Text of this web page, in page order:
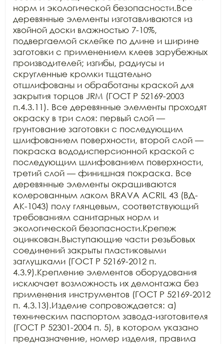
норм и экологической безопасности.Все
деревянные элементы изготавливаются из
хвойной доски влажностью 7-10%,
подвергаемой склейке по длине и ширине
заготовки с применением клеев зарубежных
производителей; изгибы, радиусы и
скругленные кромки тщательно
отшлифованы и обработаны краской для
закрытия торцов JRM (ГОСТ Р 52169-2003
п.4.3.11). Все деревянные элементы проходят
окраску в три слоя: первый слой —
грунтование заготовки с последующим
шлифованием поверхности, второй слой —
покраска вододисперсионной краской с
последующим шлифованием поверхности,
третий слой — финишная покраска. Все
деревянные элементы окрашиваются
колерованным лаком BRAVA ACRIL 43 (ВД-
АК-1043) полу глянцевым, соответствующий
требованиям санитарных норм и
экологической безопасности.Крепеж
оцинкован.Выступающие части резьбовых
соединений закрыты пластиковыми
заглушками (ГОСТ Р 52169-2012 п.
4.3.9).Крепление элементов оборудования
исключает возможность их демонтажа без
применения инструментов (ГОСТ Р 52169-2012
п. 4.3.13).Изделие сопровождается: а)
техническим паспортом завода-изготовителя
(ГОСТ Р 52301-2004 п. 5), в котором указано
предназначение, номер изделия, правила